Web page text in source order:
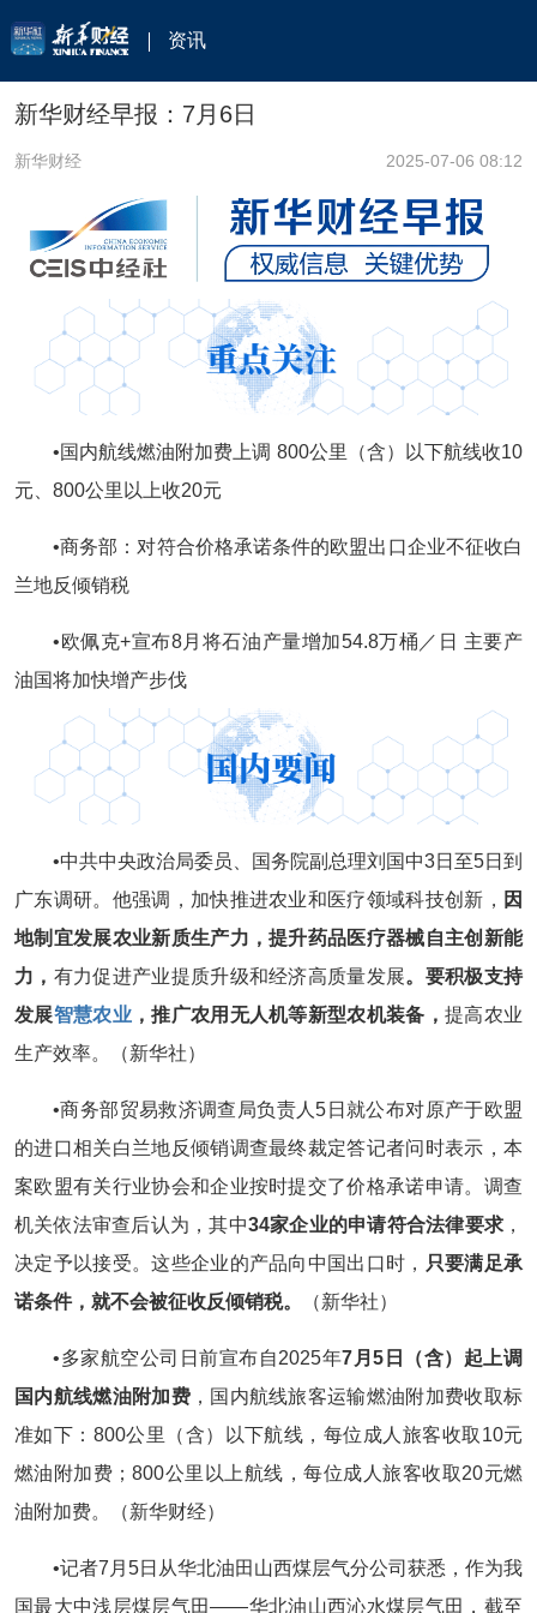
资讯
新华财经早报：7月6日
新华财经 2025-07-06 08:12
•国内航线燃油附加费上调 800公里（含）以下航线收10
元、800公里以上收20元
•商务部：对符合价格承诺条件的欧盟出口企业不征收白
兰地反倾销税
•欧佩克+宣布8月将石油产量增加54.8万桶／日 主要产
油国将加快增产步伐
•中共中央政治局委员、国务院副总理刘国中3日至5日到
广东调研。他强调，加快推进农业和医疗领域科技创新， 因
地制宜发展农业新质生产力，提升药品医疗器械自主创新能
力， 有力促进产业提质升级和经济高质量发展。要积极支持
发展智慧农业，推广农用无人机等新型农机装备，提高农业
生产效率。（新华社）
•商务部贸易救济调查局负责人5日就公布对原产于欧盟
的进口相关白兰地反倾销调查最终裁定答记者问时表示，本
案欧盟有关行业协会和企业按时提交了价格承诺申请。调查
机关依法审查后认为，其中34家企业的申请符合法律要求 ，
决定予以接受。这些企业的产品向中国出口时， 只要满足承
诺条件，就不会被征收反倾销税。
（新华社）
•多家航空公司日前宣布自2025年7月5日（含）起上调
国内航线燃油附加费，国内航线旅客运输燃油附加费收取标
准如下：800公里（含）以下航线，每位成人旅客收取10元
燃油附加费；800公里以上航线，每位成人旅客收取20元燃
油附加费。（新华财经）
•记者7月5日从华北油田山西煤层气分公司获悉，作为我
国最大中浅层煤层气田——华北油山西沁水煤层气田，截至